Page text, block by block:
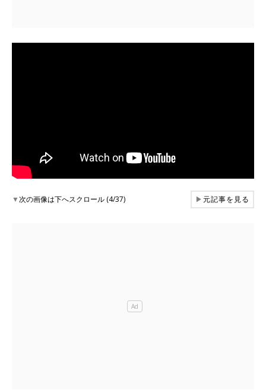
▼次の画像は下へスクロール (4/37) ▶元記事を見る